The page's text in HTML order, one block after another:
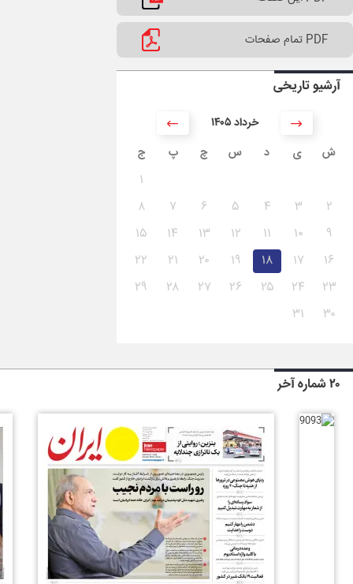
PDF تمام صفحات
آرشیو تاریخی
۱۴۰۵ خرداد
ش
ی د س چ پ ج
۱
۲
۳ ۴ ۵ ۶ ۷
۸
۹
۱۰ ۱۱ ۱۲ ۱۳ ۱۴
۱۵
۱۶
۱۷ ۱۸ ۱۹ ۲۰ ۲۱
۲۲
۲۳
۲۴ ۲۵ ۲۶ ۲۷ ۲۸
۲۹
۳۰
۳۱
۲۰ شماره آخر